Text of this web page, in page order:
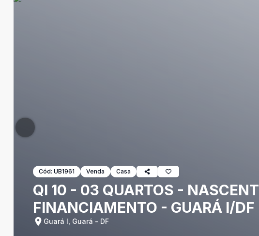
Cód: UB1961 Venda Casa
QI 10 - 03 QUARTOS -
FINANCIAMENTO - GUARÁ I/DF
Guará I, Guará - DF